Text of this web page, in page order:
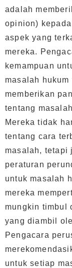
adalah
opinion)
aspek yang
mereka.
kemampuan
masalah
memberikan
tentang
Mereka tidak
tentang cara
masalah, tetapi
peraturan
untuk masalah
mereka
mungkin timbul
yang diambil
Pengacara
untuk setiap